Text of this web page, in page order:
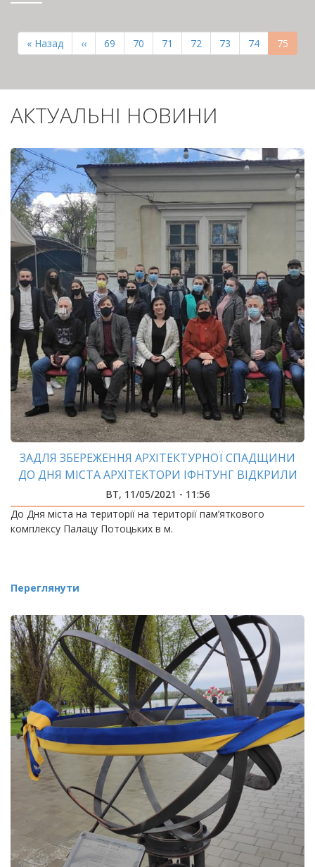
СТОРІНКИ
Перша
сторінка
« Назад
Попередня
сторінка
‹‹ Page
69 Page
70 Page
71 Page
72 Page
73 Page
74 75
АКТУАЛЬНІ НОВИНИ
ЗАДЛЯ ЗБЕРЕЖЕННЯ АРХІТЕКТУРНОЇ СПАДЩИНИ
ДО ДНЯ МІСТА АРХІТЕКТОРИ ІФНТУНГ ВІДКРИЛИ
ВИСТАВКУ АРХІТЕКТУРНИХ ПРОЄКТІВ
ВТ, 11/05/2021 - 11:56
До Дня міста на території на території пам’яткового
комплексу Палацу Потоцьких в м.
Переглянути